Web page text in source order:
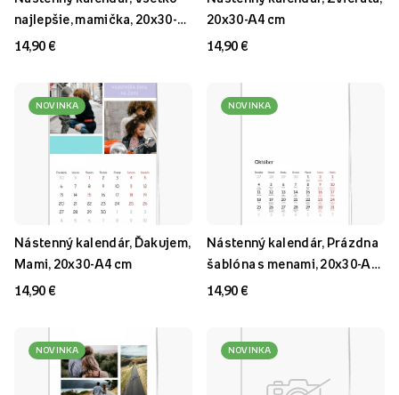
najlepšie, mamička, 20x30-
A4 cm
14,90 €
20x30-A4 cm
14,90 €
NOVINKA
Nástenný kalendár, Ďakujem,
Mami, 20x30-A4 cm
14,90 €
NOVINKA
Nástenný kalendár, Prázdna
šablóna s menami, 20x30-A4
cm
14,90 €
NOVINKA NOVINKA